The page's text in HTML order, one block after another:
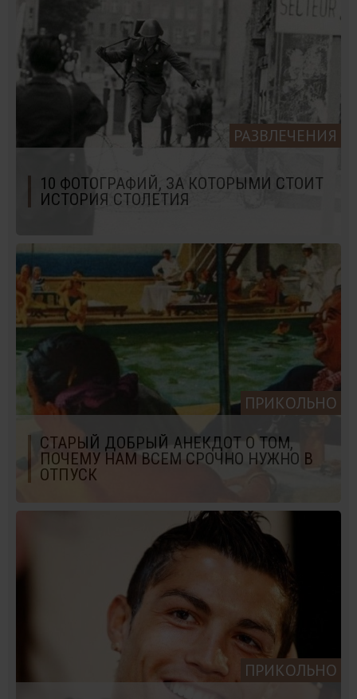
РАЗВЛЕЧЕНИЯ
10 ФОТОГРАФИЙ, ЗА КОТОРЫМИ СТОИТ
ИСТОРИЯ СТОЛЕТИЯ
ПРИКОЛЬНО
СТАРЫЙ ДОБРЫЙ АНЕКДОТ О ТОМ,
ПОЧЕМУ НАМ ВСЕМ СРОЧНО НУЖНО В
ОТПУСК
ПРИКОЛЬНО